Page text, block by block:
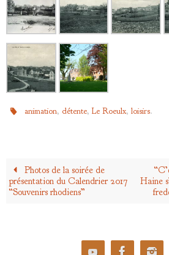
animation, détente,Le Roeulx,loisirs.
Photos de la soirée de
présentation du Calendrier 2017
“Souvenirs rhodiens”
Haine